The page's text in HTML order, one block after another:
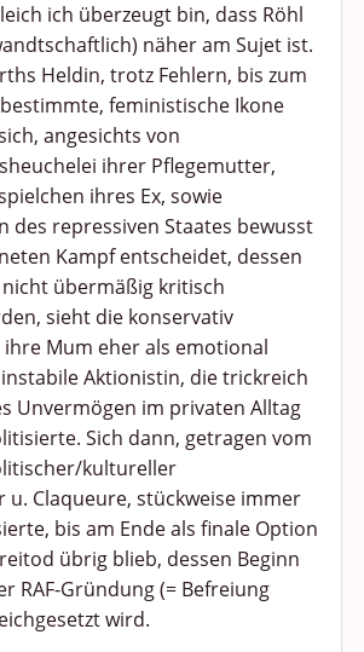
ich überzeugt bin, dass Röhl
näher am Sujet ist.
Heldin, trotz Fehlern, bis zum
feministische Ikone
angesichts von
ihrer Pflegemutter,
ihres Ex, sowie
des repressiven Staates bewusst
Kampf entscheidet, dessen
nicht übermäßig kritisch
sieht die konservativ
Mum eher als emotional
Aktionistin, die trickreich
Unvermögen im privaten Alltag
Sich dann, getragen vom
kultureller
Claqueure, stückweise immer
bis am Ende als finale Option
übrig blieb, dessen Beginn
RAF-Gründung (= Befreiung
wird.